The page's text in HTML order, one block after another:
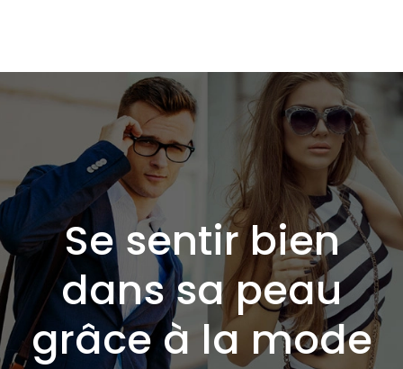
Se sentir bien
dans sa peau
grâce à la mode